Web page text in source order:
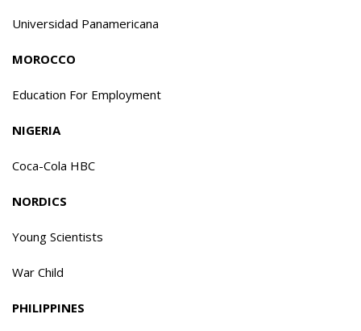
Universidad Panamericana
MOROCCO
Education For Employment
NIGERIA
Coca-Cola HBC
NORDICS
Young Scientists
War Child
PHILIPPINES